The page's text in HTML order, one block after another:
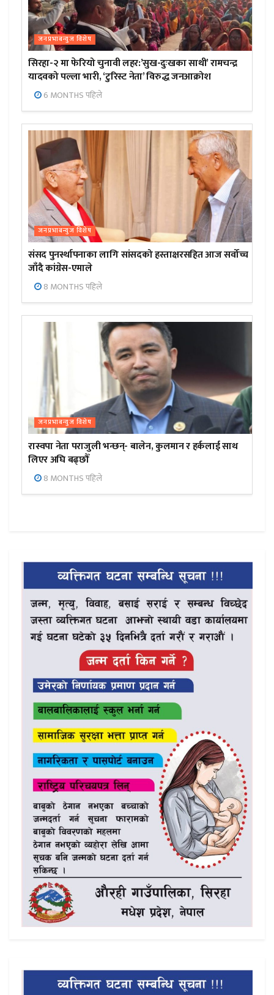
जनप्रभाबन्युज विशेष
सिरहा-२ मा फेरियो चुनावी लहर:’सुख-दुःखका साथी’ रामचन्द्र
यादवको पल्ला भारी, ‘टुरिस्ट नेता’ विरुद्ध जनआक्रोश
6 MONTHS पहिले
जनप्रभाबन्युज विशेष
संसद पुनर्स्थापनाका लागि सांसदको हस्ताक्षरसहित आज सर्वोच्च
जाँदै कांग्रेस-एमाले
8 MONTHS पहिले
जनप्रभाबन्युज विशेष
रास्वपा नेता पराजुली भन्छन्- बालेन, कुलमान र हर्कलाई साथ
लिएर अघि बढ्छौँ
8 MONTHS पहिले